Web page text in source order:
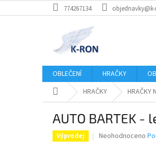
na
774267134
OBLEČENÍ HRAČKY
Domů HRAČKY HRAČKY
AUTO BARTEK -
Výprodej
Průměrné
Neohodnoceno